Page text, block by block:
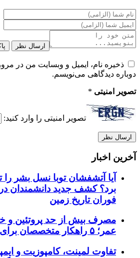
ارسال نظر
ذخیره نام، ایمیل و وبسایت من در
دوباره دیدگاهی می‌نویسم.
تصویر امنیتی *
تصویر امنیتی را وارد کنید:
آخرین اخبار
آیا آتشفشان توبا نسل بشر را
برد؟ کشف جدید دانشمندان
فوران تاریخ زمین
مصرف بیش از حد پروتئین
عمر؛ ۵ راهکار متخصصان برای تعادل تغذیه‌ای
تفاوت لمینت، کامپوزیت و